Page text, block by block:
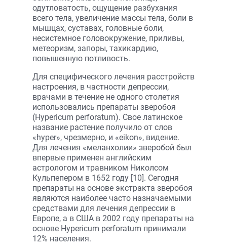
одутловатость, ощущение разбухания
всего тела, увеличение массы тела, боли в
мышцах, суставах, головные боли,
несистемное головокружение, приливы,
метеоризм, запоры, тахикардию,
повышенную потливость.
Для специфического лечения расстройств
настроения, в частности депрессии,
врачами в течение не одного столетия
использовались препараты зверобоя
(Hypericum perforatum). Свое латинское
название растение получило от слов
«hyper», чрезмерно, и «eikon», видение.
Для лечения «меланхолии» зверобой был
впервые применен английским
астрологом и травником Николсом
Кульпепером в 1652 году [10]. Сегодня
препараты на основе экстракта зверобоя
являются наиболее часто назначаемыми
средствами для лечения депрессии в
Европе, а в США в 2002 году препараты на
основе Hypericum perforatum принимали
12% населения.